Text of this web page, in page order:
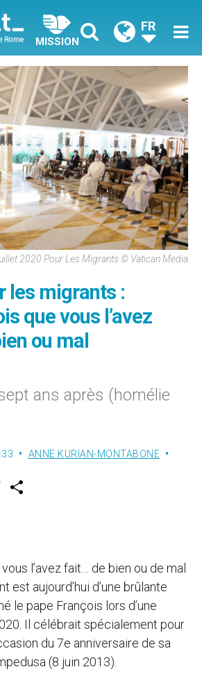
MISSION
FR
2020 Pour Les Migrants © Vatican Media
les migrants :
que vous l’avez
ou mal
ans après (homélie
ANNE KURIAN-MONTABONE
w
l’avez fait… de bien ou de mal
est aujourd’hui d’une brûlante
le pape François lors d’une
Il célébrait spécialement pour
du 7e anniversaire de sa
(8 juin 2013).